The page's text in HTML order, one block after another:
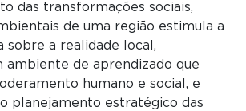
das transformações sociais,
de uma região estimula a
sobre a realidade local,
ambiente de aprendizado que
humano e social, e
planejamento estratégico das